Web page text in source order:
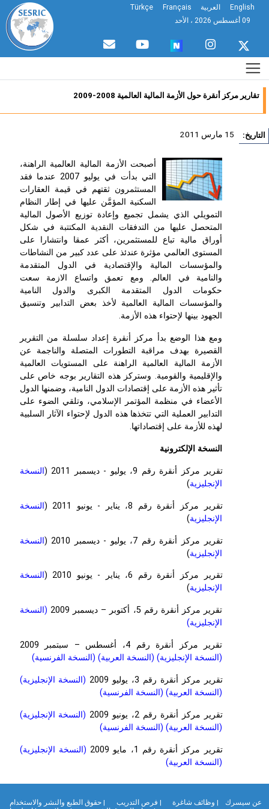
English العربية Français
Türkçe
تقارير مركز أنقرة حول الأزمة المالية العالمية 2008-2009
15 مارس 2011
أصبحت الأزمة المالية العالمية الراهنة،
التي بدأت في يوليو 2007 عندما فقد
المستثمرون ثقتهم في قيمة العقارات
السكنية المؤمَّن عليها في إطار النظام
التمويلي الذي يشمل تجميع وإعادة توزيع الأصول المالية
المتحصل عليها من التدفقات النقدية المكتتبة في شكل
أوراق مالية تباع للمستثمرين، أكثر عمقا وانتشارا على
المستوى العالمي مؤثرة عندئذ على عدد كبير من النشاطات
والمؤسسات المالية والإقتصادية في الدول المتقدمة
والنامية في العالم. ومع تعمق واتساع الازمة سعت
حكومات الدول المتقدمة الكبرى والدول النامية
والمؤسسات المالية العالمية لأخذ بعض التدابير وتنسيق
الجهود بينها لإحتواء هذه الأزمة.
ومع هذا الوضع بدأ مركز أنقرة إعداد سلسلة من التقرير
القصيرة بهدف مراقبة التطورات المتصلة والناجمة عن
الأزمة المالية العالمية الراهنة على المستويات العالمية
والإقليمية والقومية. وستركز هذه التقارير بوجه خاص على
تأثير هذه الأزمة على إقتصادات الدول النامية، وضمنها الدول
الأعضاء في منظمة المؤتمر الإسلامي، وتلقي الضوء على
التدابير العملية التي تتخذها هذه الدول لإحتواء الآثار السلبية
لهذه للأزمة على إقتصاداتها.
النسخة الإلكترونية
تقرير مركز أنقرة رقم 9، يوليو - ديسمبر 2011 (
النسخة
الإنجليزية )
تقرير مركز أنقرة رقم 8، يناير - يونيو 2011 (
النسخة
الإنجليزية )
تقرير مركز أنقرة رقم 7، يوليو - ديسمبر 2010 (
النسخة
الإنجليزية )
تقرير مركز أنقرة رقم 6، يناير - يونيو 2010 (
النسخة
الإنجليزية )
تقرير مركز أنقرة رقم 5، أكتوبر – ديسمبر 2009
(النسخة
الإنجليزية)
تقرير مركز أنقرة رقم 4، أغسطس – سبتمبر 2009
(النسخة الإنجليزية) (النسخة العربية) (النسخة الفرنسية)
تقرير مركز أنقرة رقم 3، يوليو 2009
(النسخة الإنجليزية)
(النسخة العربية) (النسخة الفرنسية)
تقرير مركز أنقرة رقم 2، يونيو 2009
(النسخة الإنجليزية)
(النسخة العربية) (النسخة الفرنسية)
تقرير مركز أنقرة رقم 1، مايو 2009
(النسخة الإنجليزية)
(النسخة العربية)
سيسرك | وظائف شاغرة | فرص التدريب
| حقوق الطبع والنشر والاستخدام